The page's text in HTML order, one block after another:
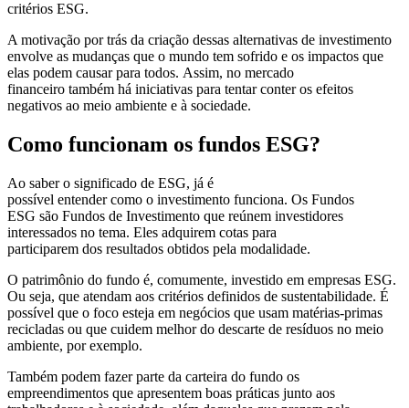
critérios ESG.
A motivação por trás da criação dessas alternativas de investimento
envolve as mudanças que o mundo tem sofrido e os impactos que
elas podem causar para todos. Assim, no mercado
financeiro também há iniciativas para tentar conter os efeitos
negativos ao meio ambiente e à sociedade.
Como funcionam os fundos ESG?
Ao saber o significado de ESG, já é
possível entender como o investimento funciona. Os Fundos
ESG são Fundos de Investimento que reúnem investidores
interessados no tema. Eles adquirem cotas para
participarem dos resultados obtidos pela modalidade.
O patrimônio do fundo é, comumente, investido em empresas ESG.
Ou seja, que atendam aos critérios definidos de sustentabilidade. É
possível que o foco esteja em negócios que usam matérias-primas
recicladas ou que cuidem melhor do descarte de resíduos no meio
ambiente, por exemplo.
Também podem fazer parte da carteira do fundo os
empreendimentos que apresentem boas práticas junto aos